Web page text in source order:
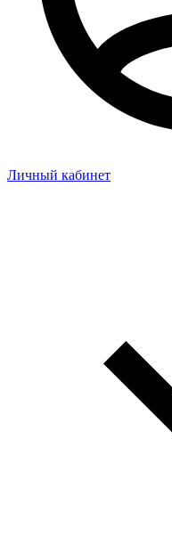
Личный кабинет